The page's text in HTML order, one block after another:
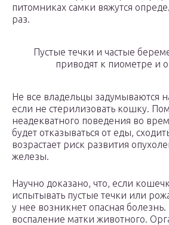
питомниках самки вяжутся
раз.
Пустые течки и частые
приводят к пиометре и
Не все владельцы задумываются
если не стерилизовать кошку.
неадекватного поведения во
будет отказываться от еды,
возрастает риск развития
железы.
Научно доказано, что, если
испытывать пустые течки или
у нее возникнет опасная
воспаление матки животного.